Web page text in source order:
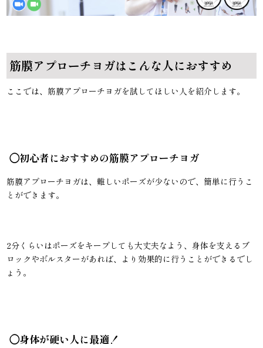
筋膜アプローチヨガはこんな人におすすめ
ここでは、筋膜アプローチヨガを試してほしい人を紹介します。
◯初心者におすすめの筋膜アプローチヨガ
筋膜アプローチヨガは、難しいポーズが少ないので、簡単に行うこ
とができます。
2分くらいはポーズをキープしても大丈夫なよう、身体を支えるブ
ロックやボルスターがあれば、より効果的に行うことができるでし
ょう。
◯身体が硬い人に最適！